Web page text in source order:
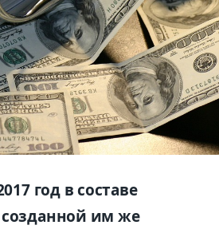
год в составе
им же